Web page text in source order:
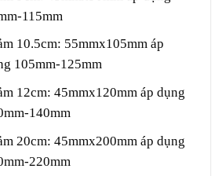
115mm
10.5cm: 55mmx105mm áp
105mm-125mm
12cm: 45mmx120mm áp dụng
140mm
20cm: 45mmx200mm áp dụng
220mm